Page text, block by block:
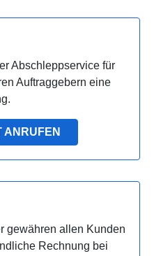
Abschleppservice für
Auftraggebern eine
ANRUFEN
gewähren allen Kunden
Rechnung bei